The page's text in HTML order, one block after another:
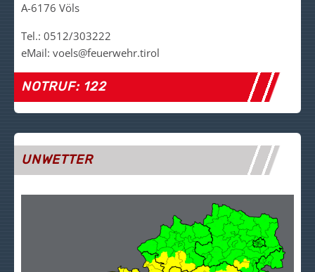
A-6176 Völs
Tel.: 0512/303222
eMail: voels@feuerwehr.tirol
NOTRUF: 122
UNWETTER